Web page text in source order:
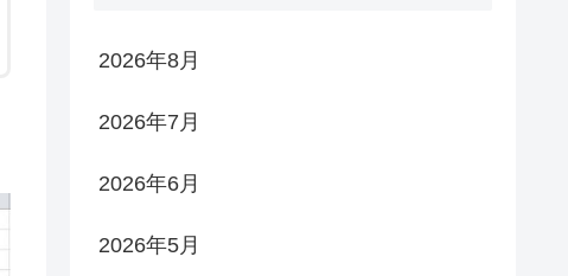
2026年8月
2026年7月
2026年6月
2026年5月